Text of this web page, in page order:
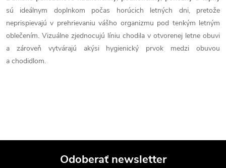
v
k
y
sú ideálnym doplnkom počas horúcich letných dni, pretože
neprispievajú v prehrievaniu vášho organizmu pod tenkým letným
oblečením. Vizuálne zjednocujú líniu chodila v otvorenej letne obuvi
a zároveň vytvárajú akýsi hygienický prvok medzi obuvou
a chodidlom.
Odoberať newsletter